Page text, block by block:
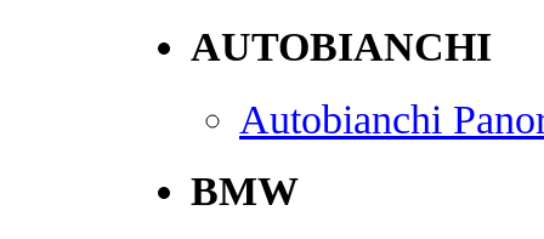
AUTOBIANCHI
Autobianchi
BMW